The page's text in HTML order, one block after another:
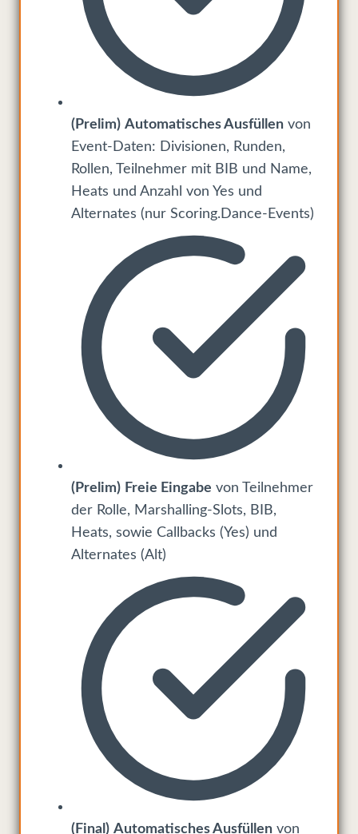
(Prelim) Automatisches Ausfüllen von
Event-Daten: Divisionen, Runden,
Rollen, Teilnehmer mit BIB und Name,
Heats und Anzahl von Yes und
Alternates (nur Scoring.Dance-Events)
(Prelim) Freie Eingabe von Teilnehmer
der Rolle, Marshalling-Slots, BIB,
Heats, sowie Callbacks (Yes) und
Alternates (Alt)
(Final) Automatisches Ausfüllen von